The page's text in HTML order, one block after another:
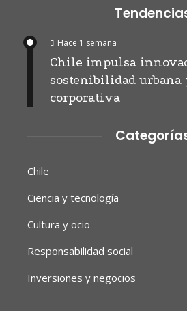
Hace 1 semana
Chile impulsa
sostenibilidad
corporativa
Chile
Ciencia y tecnología
Cultura y ocio
Responsabilidad social
Inversiones y negocios